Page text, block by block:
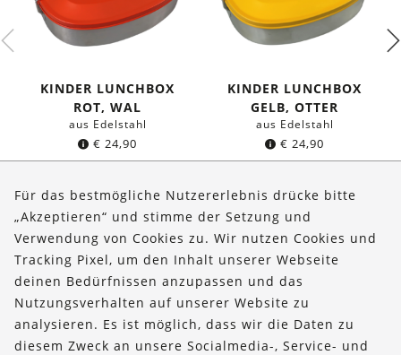
KINDER LUNCHBOX
ROT, WAL
aus Edelstahl
€ 24,90
KINDER LUNCHBOX
GELB, OTTER
aus Edelstahl
€ 24,90
Über uns
Bestellungen
Kontakt & Hilfe
Für das bestmögliche Nutzererlebnis drücke bitte
„Akzeptieren“ und stimme der Setzung und
Verwendung von Cookies zu. Wir nutzen Cookies und
Tracking Pixel, um den Inhalt unserer Webseite
deinen Bedürfnissen anzupassen und das
Nutzungsverhalten auf unserer Website zu
analysieren. Es ist möglich, dass wir die Daten zu
diesem Zweck an unsere Socialmedia-, Service- und